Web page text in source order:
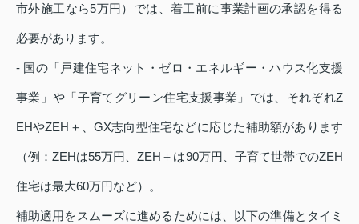
市外施工なら5万円）では、着工前に事業計画の承認を得る
必要があります。
- 国の「戸建住宅ネット・ゼロ・エネルギー・ハウス化支援
事業」や「子育てグリーン住宅支援事業」では、それぞれZ
EHやZEH＋、GX志向型住宅などに応じた補助額があります
（例：ZEHは55万円、ZEH＋は90万円、子育て世帯でのZEH
住宅は最大60万円など）。
補助適用をスムーズに進めるためには、以下の準備とタイミ